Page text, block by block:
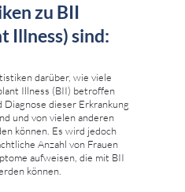
zu BII
Illness) sind:
darüber, wie viele
Illness (BII) betroffen
Diagnose dieser Erkrankung
und von vielen anderen
können. Es wird jedoch
Anzahl von Frauen
aufweisen, die mit BII
können.